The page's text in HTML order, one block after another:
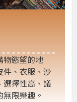
物慾望的地
件、衣服、沙
選擇性高、議
限樂趣。